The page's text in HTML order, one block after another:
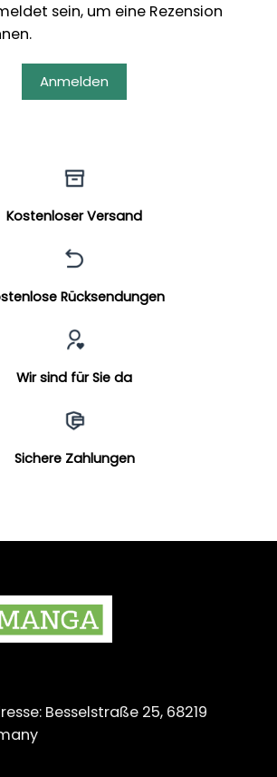
sein, um eine Rezension
Anmelden
Kostenloser Versand
Rücksendungen
Wir sind für Sie da
Sichere Zahlungen
Besselstraße 25, 68219